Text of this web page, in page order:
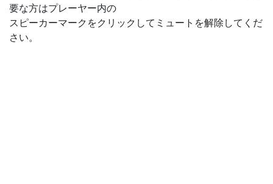
要な方はプレーヤー内の
スピーカーマークをクリックしてミュートを解除してくだ
さい。